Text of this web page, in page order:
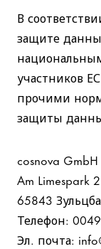
В
защите
участников
прочими
защиты
cosnova GmbH
Am Limespark 2
65843
Телефон:
Эл. почта: